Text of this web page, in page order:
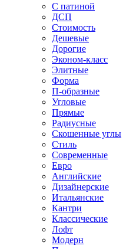
С патиной
ДСП
Стоимость
Дешевые
Дорогие
Эконом-класс
Элитные
Форма
П-образные
Угловые
Прямые
Радиусные
Скошенные углы
Стиль
Современные
Евро
Английские
Дизайнерские
Итальянские
Кантри
Классические
Лофт
Модерн